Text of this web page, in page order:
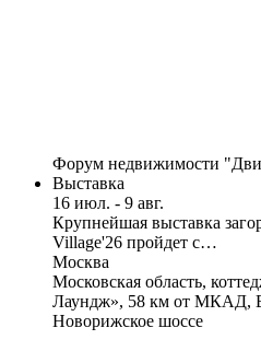
Форум недвижимости
Выставка
16 июл. - 9 авг.
Крупнейшая выставка
Village'26 пройдет с…
Москва
Московская область,
Лаундж», 58 км от МКАД,
Новорижское шоссе